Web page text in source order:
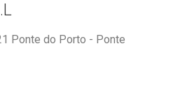
Ponte do Porto - Ponte